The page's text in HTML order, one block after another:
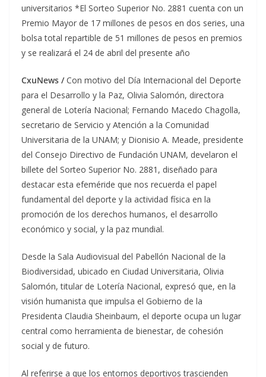
universitarios *El Sorteo Superior No. 2881 cuenta con un
Premio Mayor de 17 millones de pesos en dos series, una
bolsa total repartible de 51 millones de pesos en premios
y se realizará el 24 de abril del presente año
CxuNews /Con motivo del Día Internacional del Deporte
para el Desarrollo y la Paz, Olivia Salomón, directora
general de Lotería Nacional; Fernando Macedo Chagolla,
secretario de Servicio y Atención a la Comunidad
Universitaria de la UNAM; y Dionisio A. Meade, presidente
del Consejo Directivo de Fundación UNAM, develaron el
billete del Sorteo Superior No. 2881, diseñado para
destacar esta efeméride que nos recuerda el papel
fundamental del deporte y la actividad física en la
promoción de los derechos humanos, el desarrollo
económico y social, y la paz mundial.
Desde la Sala Audiovisual del Pabellón Nacional de la
Biodiversidad, ubicado en Ciudad Universitaria, Olivia
Salomón, titular de Lotería Nacional, expresó que, en la
visión humanista que impulsa el Gobierno de la
Presidenta Claudia Sheinbaum, el deporte ocupa un lugar
central como herramienta de bienestar, de cohesión
social y de futuro.
Al referirse a que los entornos deportivos trascienden